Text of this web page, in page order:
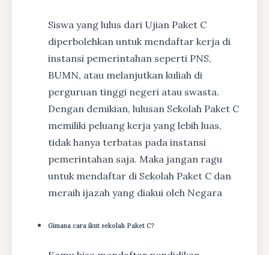
Siswa yang lulus dari Ujian Paket C
diperbolehkan untuk mendaftar kerja di
instansi pemerintahan seperti PNS,
BUMN, atau melanjutkan kuliah di
perguruan tinggi negeri atau swasta.
Dengan demikian, lulusan Sekolah Paket C
memiliki peluang kerja yang lebih luas,
tidak hanya terbatas pada instansi
pemerintahan saja. Maka jangan ragu
untuk mendaftar di Sekolah Paket C dan
meraih ijazah yang diakui oleh Negara
Gimana cara ikut sekolah Paket C?